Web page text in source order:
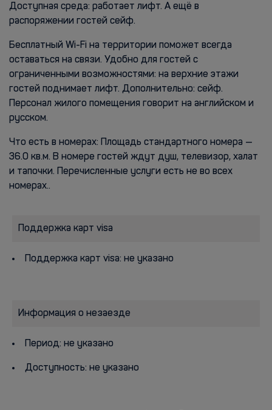
Доступная среда: работает лифт. А ещё в
распоряжении гостей сейф.
Бесплатный Wi-Fi на территории поможет всегда
оставаться на связи. Удобно для гостей с
ограниченными возможностями: на верхние этажи
гостей поднимает лифт. Дополнительно: сейф.
Персонал жилого помещения говорит на английском и
русском.
Что есть в номерах: Площадь стандартного номера —
36.0 кв.м. В номере гостей ждут душ, телевизор, халат
и тапочки. Перечисленные услуги есть не во всех
номерах..
Поддержка карт visa
Поддержка карт visa: не указано
Информация о незаезде
Период: не указано
Доступность: не указано